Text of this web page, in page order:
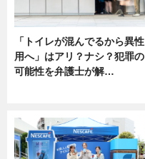
「トイレが混んでるから異性
用へ」はアリ？ナシ？犯罪の
可能性を弁護士が解…